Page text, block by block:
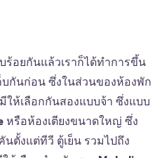
บร้อยกันแล้วเราก็ได้ทำการขึ้น
บกันก่อน ซึ่งในส่วนของห้องพัก
ให้เลือกกันสองแบบจ้า ซึ่งแบบ
หรือห้องเตียงขนาดใหญ่ ซึ่ง
นตั้งแต่ทีวี ตู้เย็น รวมไปถึง